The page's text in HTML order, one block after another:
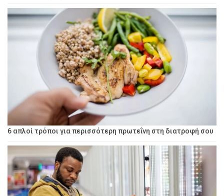
6 απλοί τρόποι για περισσότερη πρωτεΐνη στη διατροφή σου